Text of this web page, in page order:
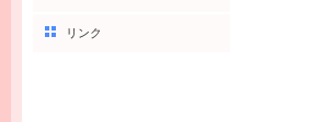
リンク